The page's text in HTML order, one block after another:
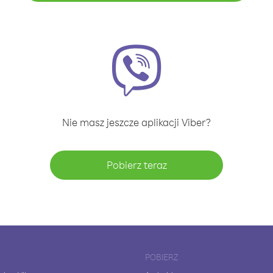
Nie masz jeszcze aplikacji Viber?
Pobierz teraz
POBIERZ